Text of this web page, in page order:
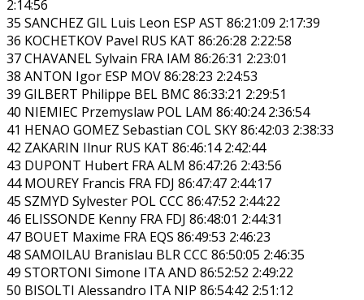
2:14:56
35 SANCHEZ GIL Luis Leon ESP AST 86:21:09 2:17:39
36 KOCHETKOV Pavel RUS KAT 86:26:28 2:22:58
37 CHAVANEL Sylvain FRA IAM 86:26:31 2:23:01
38 ANTON Igor ESP MOV 86:28:23 2:24:53
39 GILBERT Philippe BEL BMC 86:33:21 2:29:51
40 NIEMIEC Przemyslaw POL LAM 86:40:24 2:36:54
41 HENAO GOMEZ Sebastian COL SKY 86:42:03 2:38:33
42 ZAKARIN Ilnur RUS KAT 86:46:14 2:42:44
43 DUPONT Hubert FRA ALM 86:47:26 2:43:56
44 MOUREY Francis FRA FDJ 86:47:47 2:44:17
45 SZMYD Sylvester POL CCC 86:47:52 2:44:22
46 ELISSONDE Kenny FRA FDJ 86:48:01 2:44:31
47 BOUET Maxime FRA EQS 86:49:53 2:46:23
48 SAMOILAU Branislau BLR CCC 86:50:05 2:46:35
49 STORTONI Simone ITA AND 86:52:52 2:49:22
50 BISOLTI Alessandro ITA NIP 86:54:42 2:51:12